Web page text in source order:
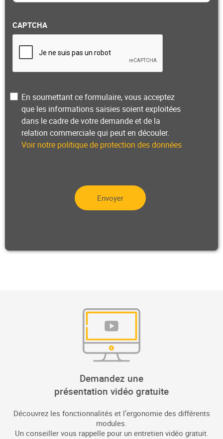
CAPTCHA
PrivacyEn soumettant ce formulaire, vous acceptez
que les informations saisies soient exploitées
dans le cadre de votre demande et de la
relation commerciale qui peut en découler.
Voir notre politique de protection des données
Envoyer
Demandez une
présentation vidéo gratuite
Découvrez les fonctionnalités et l’ergonomie des différents
modules.
Un conseiller vous rappelle pour un entretien vidéo gratuit.